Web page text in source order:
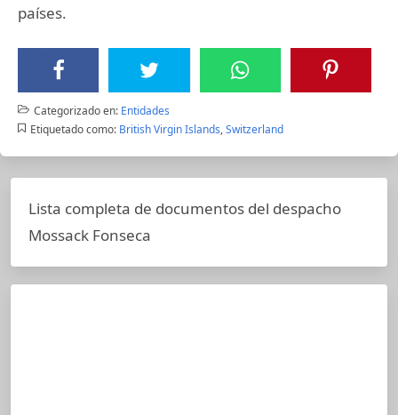
países.
Categorizado en: Entidades
Etiquetado como: British Virgin Islands,Switzerland
Lista completa de documentos del despacho
Mossack Fonseca